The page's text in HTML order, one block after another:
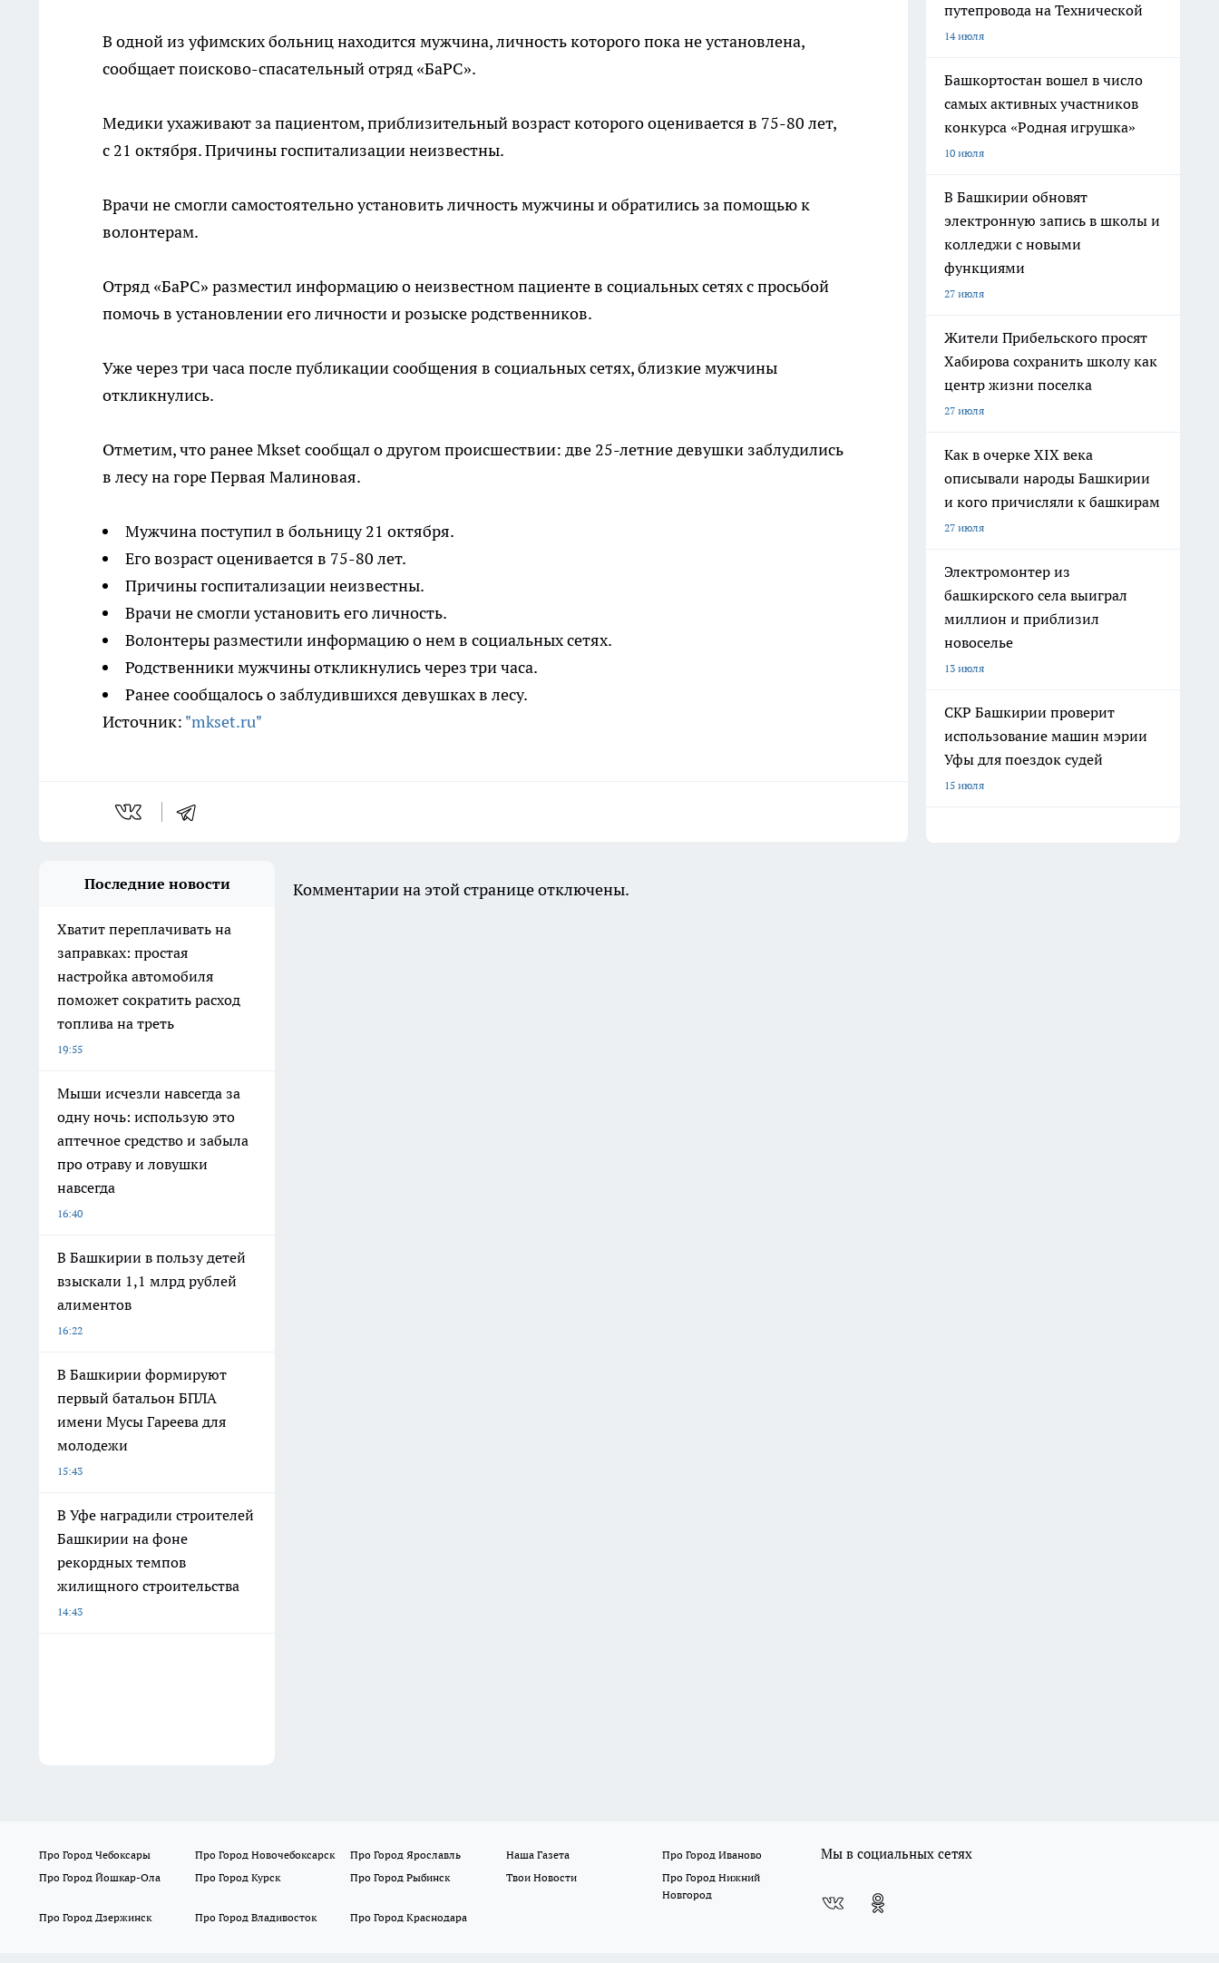
В одной из уфимских больниц находится мужчина, личность которого пока не установлена,
сообщает поисково-спасательный отряд «БаРС».
Медики ухаживают за пациентом, приблизительный возраст которого оценивается в 75-80 лет,
с 21 октября. Причины госпитализации неизвестны.
Врачи не смогли самостоятельно установить личность мужчины и обратились за помощью к
волонтерам.
Отряд «БаРС» разместил информацию о неизвестном пациенте в социальных сетях с просьбой
помочь в установлении его личности и розыске родственников.
Уже через три часа после публикации сообщения в социальных сетях, близкие мужчины
откликнулись.
Отметим, что ранее Mkset сообщал о другом происшествии: две 25-летние девушки заблудились
в лесу на горе Первая Малиновая.
Мужчина поступил в больницу 21 октября.
Его возраст оценивается в 75-80 лет.
Причины госпитализации неизвестны.
Врачи не смогли установить его личность.
Волонтеры разместили информацию о нем в социальных сетях.
Родственники мужчины откликнулись через три часа.
Ранее сообщалось о заблудившихся девушках в лесу.
Источник: "mkset.ru"
путепровода на Технической
14 июля
Башкортостан вошел в число
самых активных участников
конкурса «Родная игрушка»
10 июля
В Башкирии обновят
электронную запись в школы и
колледжи с новыми
функциями
27 июля
Жители Прибельского просят
Хабирова сохранить школу как
центр жизни поселка
27 июля
Как в очерке XIX века
описывали народы Башкирии
и кого причисляли к башкирам
27 июля
Электромонтер из
башкирского села выиграл
миллион и приблизил
новоселье
13 июля
СКР Башкирии проверит
использование машин мэрии
Уфы для поездок судей
15 июля
Последние новости
Хватит переплачивать на
заправках: простая
настройка автомобиля
поможет сократить расход
топлива на треть
19:55
Мыши исчезли навсегда за
одну ночь: использую это
аптечное средство и забыла
про отраву и ловушки
навсегда
16:40
В Башкирии в пользу детей
взыскали 1,1 млрд рублей
алиментов
16:22
В Башкирии формируют
первый батальон БПЛА
имени Мусы Гареева для
молодежи
15:43
В Уфе наградили строителей
Башкирии на фоне
рекордных темпов
жилищного строительства
14:43
Комментарии на этой странице отключены.
Про Город Чебоксары Про Город Новочебоксарск Про Город Ярославль Наша Газета
Про Город Иваново
Про Город Йошкар-Ола
Про Город Курск Про Город Рыбинск Твои Новости
Про Город Нижний
Новгород
Про Город Дзержинск
Про Город Владивосток Про Город Краснодара
Мы в социальных сетях